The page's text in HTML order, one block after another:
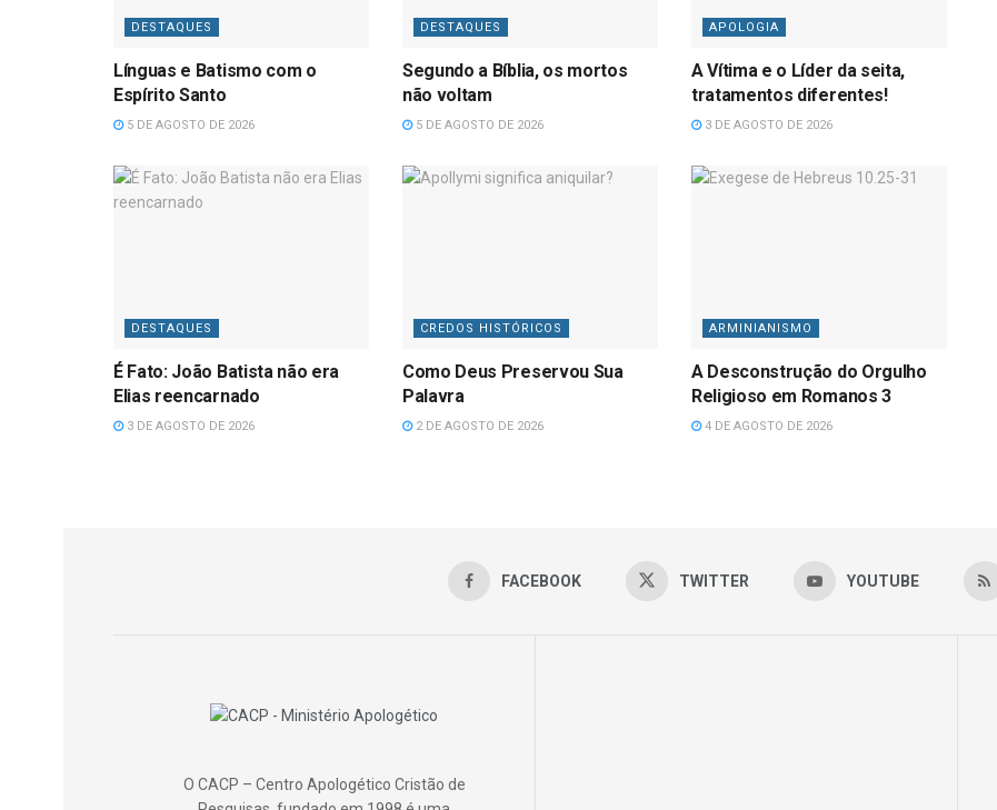
DESTAQUES
Línguas e Batismo com o
Espírito Santo
5 DE AGOSTO DE 2026
DESTAQUES
Segundo a Bíblia, os mortos
não voltam
5 DE AGOSTO DE 2026
APOLOGIA
A Vítima e o Líder da seita,
tratamentos diferentes!
3 DE AGOSTO DE 2026
DESTAQUES
É Fato: João Batista não era
Elias reencarnado
3 DE AGOSTO DE 2026
CREDOS HISTÓRICOS
Como Deus Preservou Sua
Palavra
2 DE AGOSTO DE 2026
ARMINIANISMO
A Desconstrução do Orgulho
Religioso em Romanos 3
4 DE AGOSTO DE 2026
FACEBOOK TWITTER YOUTUBE
O CACP – Centro Apologético Cristão de